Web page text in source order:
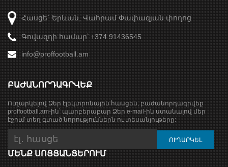
Հասցե` Երևան, Վահրամ Փափազյան փողոց
Գովազդի համար՝ +374 91436545
info@proffootball.am
ԲԱԺԱՆՈՐԴԱԳՐՎԵՔ
Ուղարկելով Ձեր էլեկտրոնային հասցեն, բաժանորդագրվեք
proffootball.am-ին՝ պարբերաբար Ձեր e-mail-ին ստանալով մեր
էջում տեղ գտած նորություններն ու տեսանյութերը:
ՄԵՆՔ ՍՈՑՑԱՆՑԵՐՈՒՄ